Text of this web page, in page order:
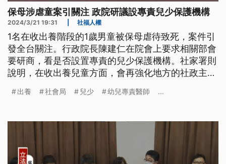
保母涉虐童案引關注 政院研議設專責兒少保護機構
2024/3/21 19:31 社福人權
1名在收出養階段的1歲男童被保母虐待致死，案件引
發全台關注。行政院長陳建仁在院會上要求相關部會
要研商，看是否設置專責的兒少保護機構。社家署則
說明，在收出養兒童方面，會再強化地方的社政主管
養前的安置照顧服務。
出養 社會局 兒少 幼兒專責醫師 ...